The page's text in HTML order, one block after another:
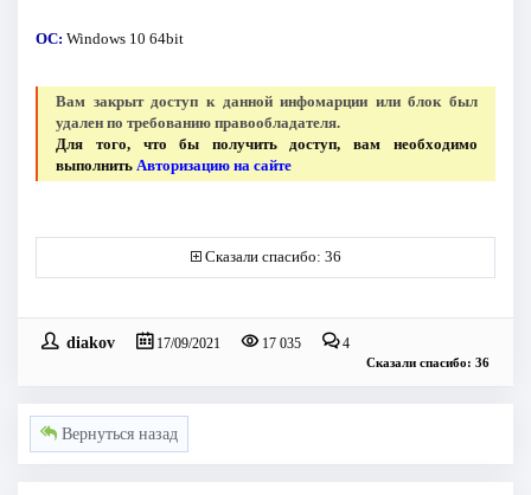
ОС: Windows 10 64bit
Вам закрыт доступ к данной инфомарции или блок был
удален по требованию правообладателя.
Для того, что бы получить доступ, вам необходимо
выполнить Авторизацию на сайте
Сказали спасибо: 36
diakov 17/09/2021 17 035 4
Сказали спасибо: 36
Вернуться назад